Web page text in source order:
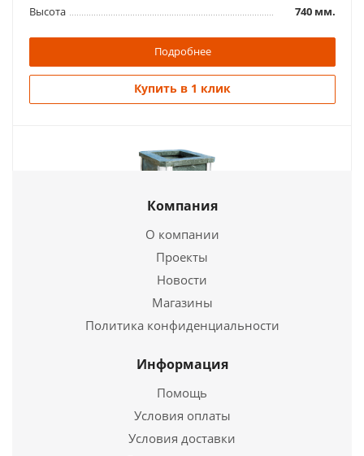
Высота
740 мм.
Подробнее
Купить в 1 клик
Печь для бани Сказка - удлиненная топка
76 600руб.
Компания
О компании
Проекты
Новости
Магазины
Политика конфиденциальности
Информация
Помощь
Условия оплаты
Условия доставки